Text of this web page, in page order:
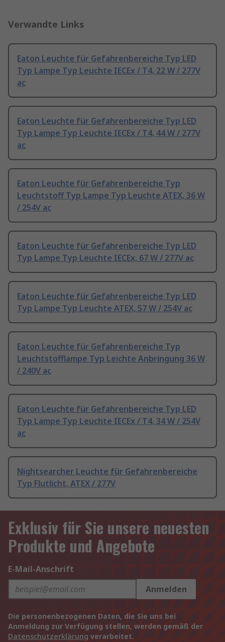
Verwandte Links
Eaton Leuchte für Gefahrenbereiche Typ LED
Typ Lampe Typ Leuchte IECEx / T4, 22 W / 277V
ac
Eaton Leuchte für Gefahrenbereiche Typ LED
Typ Lampe Typ Leuchte IECEx / T4, 44 W / 277V
ac
Eaton Leuchte für Gefahrenbereiche Typ
Leuchtstoff Typ Lampe Typ Leuchte ATEX, 36 W
/ 254V ac
Eaton Leuchte für Gefahrenbereiche Typ LED
Typ Lampe Typ Leuchte IECEx, 67 W / 277V ac
Eaton Leuchte für Gefahrenbereiche Typ LED
Typ Lampe Typ Leuchte ATEX, 57 W / 254V ac
Eaton Leuchte für Gefahrenbereiche Typ
Leuchtstofflampe Typ Leichte Anbringung 36 W
/ 240V ac
Eaton Leuchte für Gefahrenbereiche Typ LED
Typ Lampe Typ Leuchte IECEx / T4, 34 W / 254V
ac
Nightsearcher Leuchte für Gefahrenbereiche
Typ Flutlicht, ATEX / 277V
Exklusiv für Sie unsere neuesten
Produkte und Angebote
E-Mail-Anschrift
Anmelden
Die personenbezogenen Daten, die Sie uns bei
Anmeldung zur Verfügung stellen, werden gemäß der
Datenschutzerklärung verarbeitet.